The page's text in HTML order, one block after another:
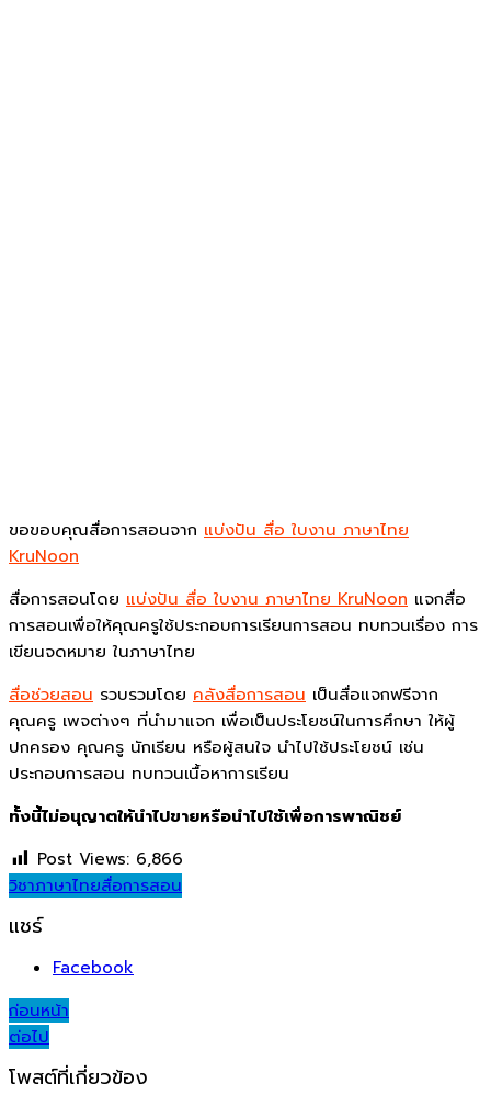
ขอขอบคุณสื่อการสอนจาก แบ่งปัน สื่อ ใบงาน ภาษาไทย
KruNoon
สื่อการสอนโดย แบ่งปัน สื่อ ใบงาน ภาษาไทย KruNoon แจกสื่อ
การสอนเพื่อให้คุณครูใช้ประกอบการเรียนการสอน ทบทวนเรื่อง การ
เขียนจดหมาย ในภาษาไทย
สื่อช่วยสอน รวบรวมโดย คลังสื่อการสอน เป็นสื่อแจกฟรีจาก
คุณครู เพจต่างๆ ที่นำมาแจก เพื่อเป็นประโยชน์ในการศึกษา ให้ผู้
ปกครอง คุณครู นักเรียน หรือผู้สนใจ นำไปใช้ประโยชน์ เช่น
ประกอบการสอน ทบทวนเนื้อหาการเรียน
ทั้งนี้ไม่อนุญาตให้นำไปขายหรือนำไปใช้เพื่อการพาณิชย์
Post Views: 6,866
วิชาภาษาไทยสื่อการสอน
แชร์
Facebook
Post
navigation
ก่อนหน้า
ต่อไป
โพสต์ที่เกี่ยวข้อง